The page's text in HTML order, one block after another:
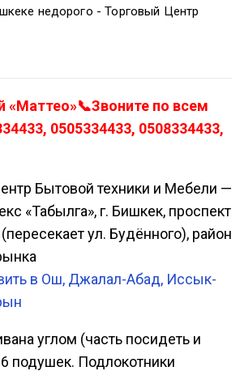
недорого - Торговый Центр
«Маттео»📞Звоните по всем
0505334433, 0508334433,
Бытовой техники и Мебели —
«Табылга», г. Бишкек, проспект
ул. Будённого), район
в Ош, Джалал-Абад, Иссык-
углом (часть посидеть и
подушек. Подлокотники